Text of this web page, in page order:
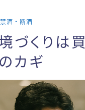
禁酒・断酒
づくりは
カギ